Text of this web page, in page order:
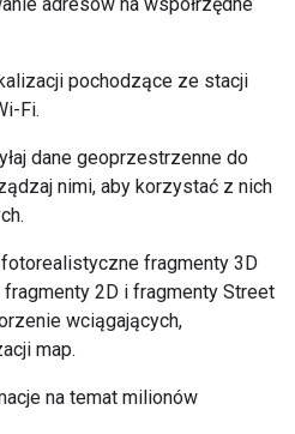
pochodzące ze stacji
Fi.
dane geoprzestrzenne do
nimi, aby korzystać z nich
fragmenty 3D
2D i fragmenty Street
wciągających,
map.
na temat milionów